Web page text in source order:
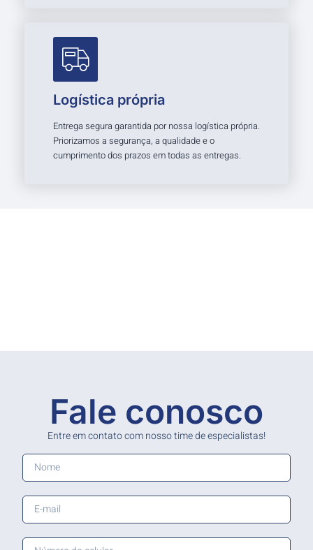
Logística própria
Entrega segura garantida por nossa logística própria.
Priorizamos a segurança, a qualidade e o
cumprimento dos prazos em todas as entregas.
Fale conosco
Entre em contato com nosso time de especialistas!